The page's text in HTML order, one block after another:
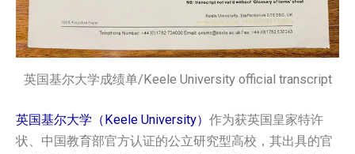
英国基尔大学成绩单/Keele University official transcript
英国基尔大学（Keele University） 作为获英国皇家特许
状、中国教育部官方认证的公立研究型高校，其出具的官